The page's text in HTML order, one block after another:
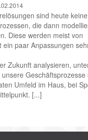
sind heute
die dann
Diese werden meist von
ein paar Anpassungen
Zukunft analysieren,
Geschäftsprozesse
Umfeld im Haus, bei
[...]